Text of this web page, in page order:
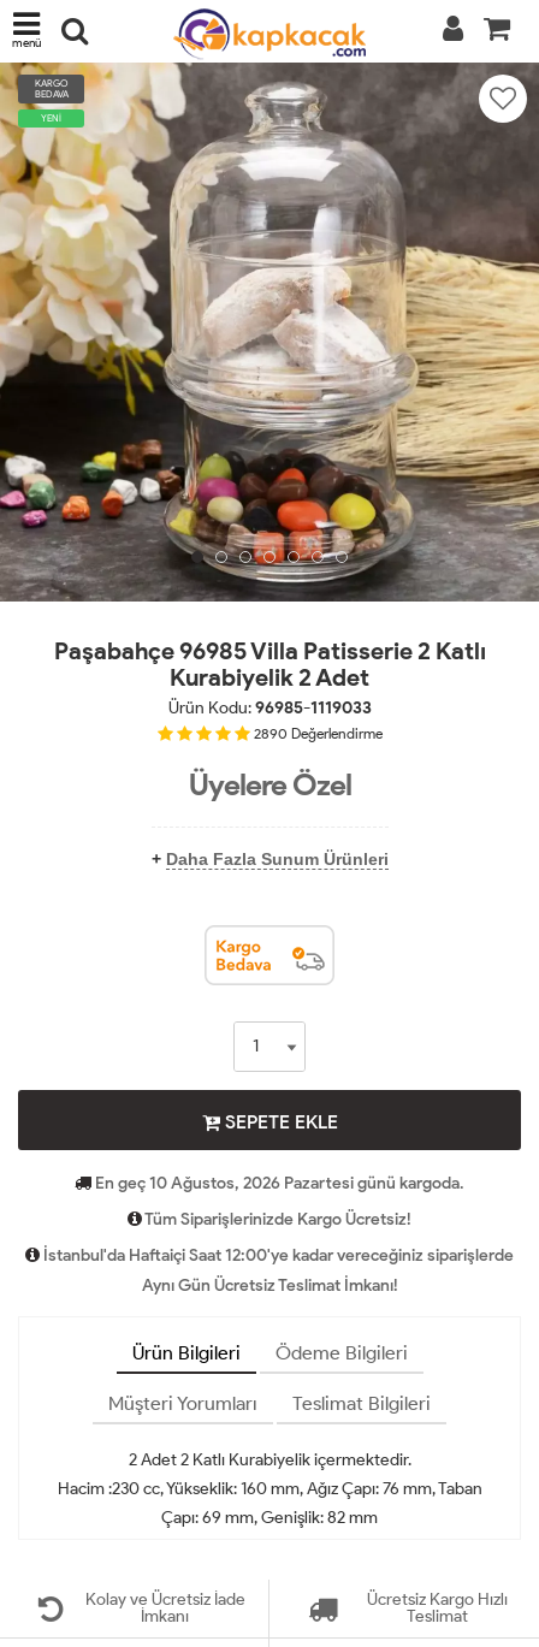
menü
KARGO
BEDAVA
YENİ
Paşabahçe 96985 Villa Patisserie 2 Katlı
Kurabiyelik 2 Adet
Ürün Kodu:96985-1119033
2890 Değerlendirme
Üyelere Özel
+ Daha Fazla Sunum Ürünleri
SEPETE EKLE
En geç 10 Ağustos, 2026 Pazartesi günü kargoda.
Tüm Siparişlerinizde Kargo Ücretsiz!
İstanbul'da Haftaiçi Saat 12:00'ye kadar vereceğiniz siparişlerde
Aynı Gün Ücretsiz Teslimat İmkanı!
Ürün Bilgileri Ödeme Bilgileri
Müşteri Yorumları Teslimat Bilgileri
2 Adet 2 Katlı Kurabiyelik içermektedir.
Hacim :230 cc, Yükseklik: 160 mm, Ağız Çapı: 76 mm, Taban
Çapı: 69 mm, Genişlik: 82 mm
Kolay ve Ücretsiz İade
İmkanı
Ücretsiz Kargo Hızlı
Teslimat